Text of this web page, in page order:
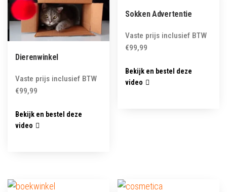
Dierenwinkel
Vaste prijs inclusief BTW
€99,99
Bekijk en bestel deze
video
Sokken Advertentie
Vaste prijs inclusief BTW
€99,99
Bekijk en bestel deze
video